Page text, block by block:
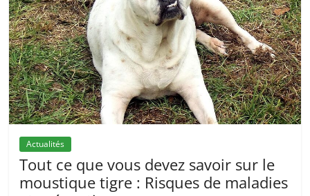
Actualités
Tout ce que vous devez savoir sur le
moustique tigre : Risques de maladies